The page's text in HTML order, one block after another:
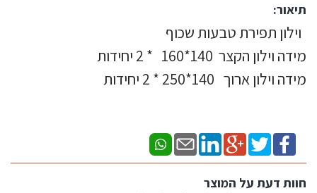
תיאור:
וילון תפירת טבעות שכוף
מידה וילון הקצר 140*160 * 2 יחידות
מידה וילון ארוך 140*250 * 2 יחידות
חוות דעת על המוצר